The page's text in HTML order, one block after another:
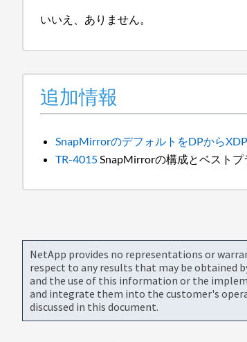
いいえ、ありません。
追加情報
SnapMirrorのデフォルトをDPから
TR-4015 SnapMirrorの構成とベストプ
NetApp provides no representations or
respect to any results that may be obtained
and the use of this information or the
and integrate them into the customer's
discussed in this document.